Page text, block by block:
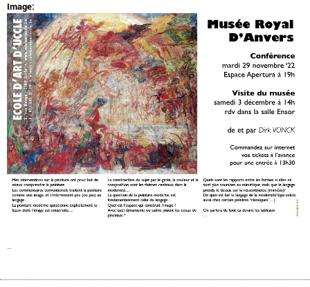
Image: